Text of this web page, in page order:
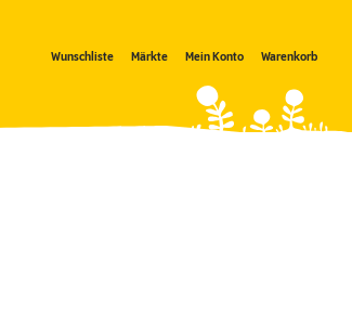
Wunschliste Märkte Mein Konto Warenkorb